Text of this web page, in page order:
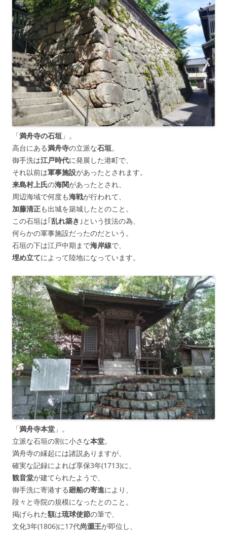
「満舟寺の石垣 」。
高台にある満舟寺の立派な石垣。
御手洗は江戸時代に発展した港町で、
それ以前は軍事施設があったとされます。
来島村上氏の海関があったとされ、
周辺海域で何度も海戦が行われて、
加藤清正も出城を築城したとのこと。
この石垣は｢乱れ築き ｣という技法の為、
何らかの軍事施設だったのだという。
石垣の下は江戸中期まで海岸線で、
埋め立てによって陸地になっています。
「満舟寺本堂 」。
立派な石垣の割に小さな本堂。
満舟寺の縁起には諸説ありますが、
確実な記録によれば享保3年(1713)に、
観音堂が建てられたようで、
御手洗に寄港する廻船の寄進により、
段々と寺院の規模になったとのこと。
掲げられた額は琉球使節の筆で、
文化3年(1806)に17代尚灝王が即位し、